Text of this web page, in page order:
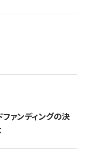
ァンディングの決